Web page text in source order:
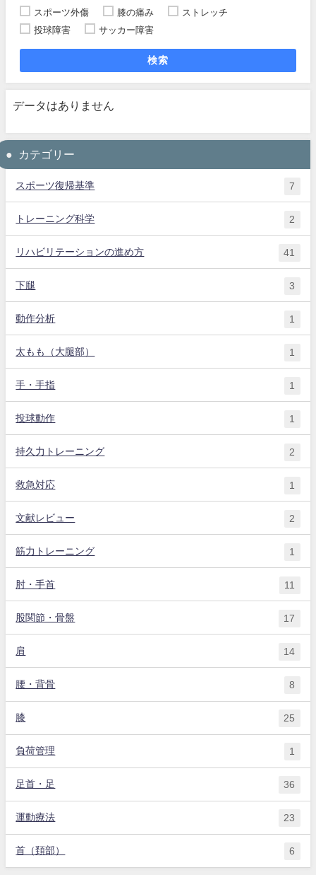
スポーツ外傷
膝の痛み
ストレッチ
投球障害
サッカー障害
検索
データはありません
カテゴリー
スポーツ復帰基準 7
トレーニング科学 2
リハビリテーションの進め方 41
下腿 3
動作分析 1
太もも（大腿部） 1
手・手指 1
投球動作 1
持久力トレーニング 2
救急対応 1
文献レビュー 2
筋力トレーニング 1
肘・手首 11
股関節・骨盤 17
肩 14
腰・背骨 8
膝 25
負荷管理 1
足首・足 36
運動療法 23
首（頚部） 6